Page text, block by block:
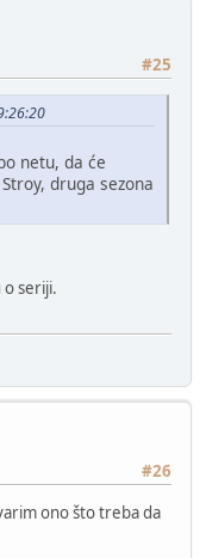
#25
netu, da će
druga sezona
o seriji.
#26
ono što treba da